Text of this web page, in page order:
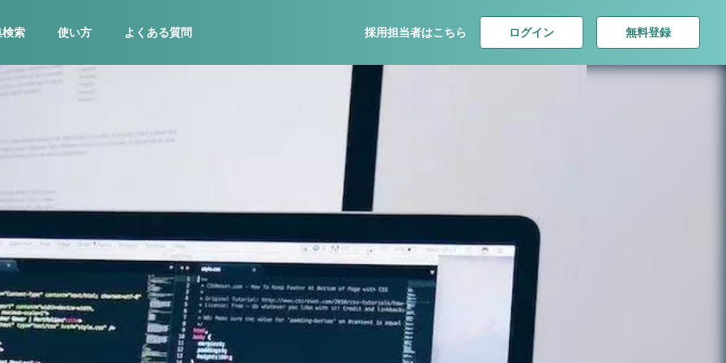
検索 使い方 よくある質問 採用担当者はこちら ログイン 無料登録